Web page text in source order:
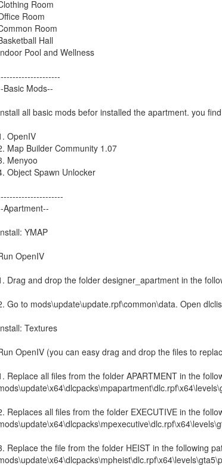
Room
Room
Room
Hall
Pool and Wellness
Basic Mods--
all basic mods befor installed the apartment. you
OpenIV
Map Builder Community 1.07
Menyoo
Object Spawn Unlocker
Apartment--
YMAP
OpenIV
Drag and drop the folder designer_apartment in the
Go to mods\update\update.rpf\common\data. Open
Textures
OpenIV (you can easy drag and drop the files to
Replace all files from the folder APARTMENT in the
Replaces all files from the folder EXECUTIVE in the
Replace the file from the folder HEIST in the following